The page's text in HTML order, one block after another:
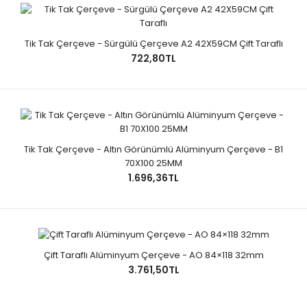
Tik Tak Çerçeve - Sürgülü Çerçeve A2 42X59CM Çift Taraflı
722,80TL
Tik Tak Çerçeve - Altın Görünümlü Alüminyum Çerçeve - B1
70X100 25MM
1.696,36TL
Çift Taraflı Alüminyum Çerçeve - AO 84×118 32mm
3.761,50TL